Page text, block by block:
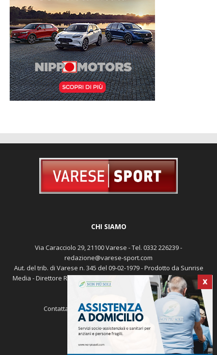
X
CHI SIAMO
Via Caracciolo 29, 21100 Varese - Tel. 0332 226239 -
redazione@varese-sport.com
Aut. del trib. di Varese n. 345 del 09-02-1979 - Prodotto da Sunrise
Media - Direttore Responsabile: Michele Marocco -Cookie policy
Pubblicità
Contattaci: redazione@varese-sport.com
SEGUICI